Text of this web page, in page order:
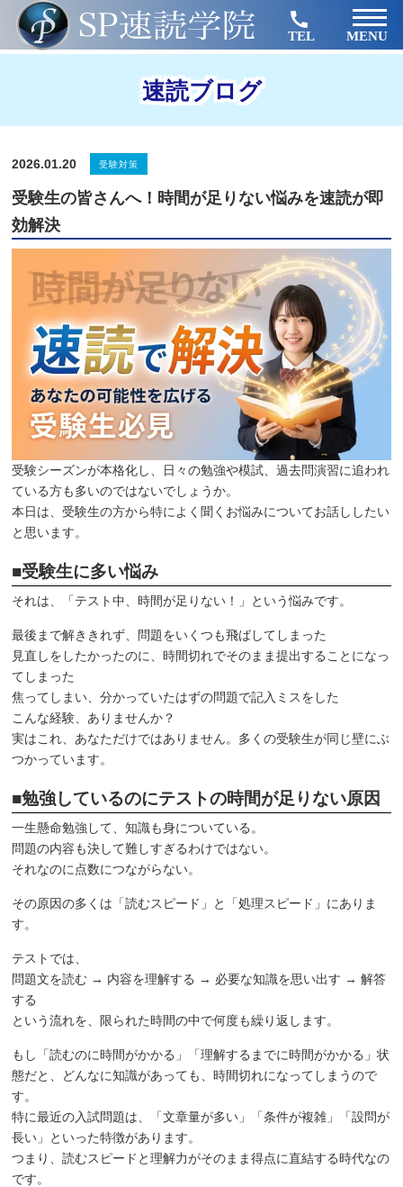
TEL MENU
速読ブログ
2026.01.20 受験対策
受験生の皆さんへ！時間が足りない悩みを速読が即
効解決
受験シーズンが本格化し、日々の勉強や模試、過去問演習に追われ
ている方も多いのではないでしょうか。
本日は、受験生の方から特によく聞くお悩みについてお話ししたい
と思います。
■受験生に多い悩み
それは、「テスト中、時間が足りない！」という悩みです。
最後まで解ききれず、問題をいくつも飛ばしてしまった
見直しをしたかったのに、時間切れでそのまま提出することになっ
てしまった
焦ってしまい、分かっていたはずの問題で記入ミスをした
こんな経験、ありませんか？
実はこれ、あなただけではありません。多くの受験生が同じ壁にぶ
つかっています。
■勉強しているのにテストの時間が足りない原因
一生懸命勉強して、知識も身についている。
問題の内容も決して難しすぎるわけではない。
それなのに点数につながらない。
その原因の多くは「読むスピード」と「処理スピード」にありま
す。
テストでは、
問題文を読む → 内容を理解する → 必要な知識を思い出す → 解答
する
という流れを、限られた時間の中で何度も繰り返します。
もし「読むのに時間がかかる」「理解するまでに時間がかかる」状
態だと、どんなに知識があっても、時間切れになってしまうので
す。
特に最近の入試問題は、「文章量が多い」「条件が複雑」「設問が
長い」といった特徴があります。
つまり、読むスピードと理解力がそのまま得点に直結する時代なの
です。